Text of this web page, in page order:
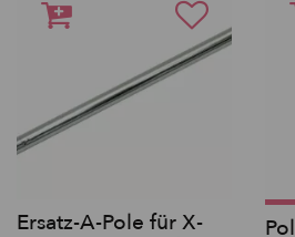
Ersatz-A-Pole für X-